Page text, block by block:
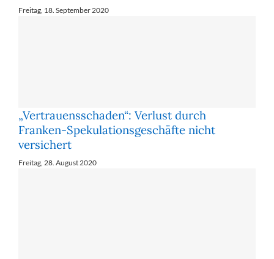
Freitag, 18. September 2020
„Vertrauensschaden“: Verlust durch
Franken-Spekulationsgeschäfte nicht
versichert
Freitag, 28. August 2020